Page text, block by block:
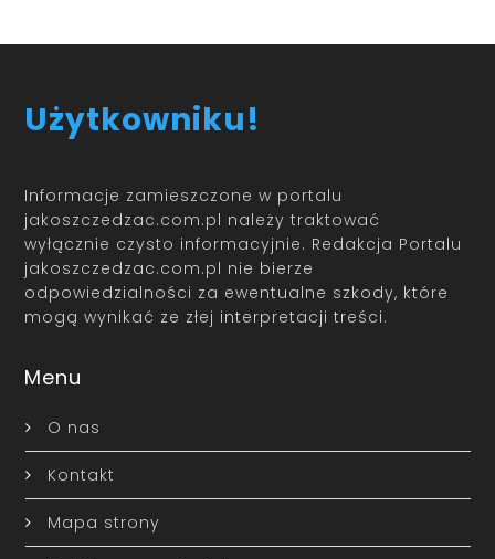
Użytkowniku!
Informacje zamieszczone w portalu
jakoszczedzac.com.pl należy traktować
wyłącznie czysto informacyjnie. Redakcja Portalu
jakoszczedzac.com.pl nie bierze
odpowiedzialności za ewentualne szkody, które
mogą wynikać ze złej interpretacji treści.
Menu
O nas
Kontakt
Mapa strony